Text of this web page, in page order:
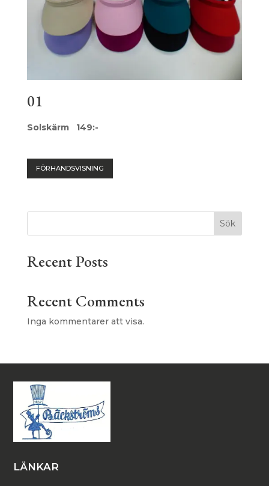
01
Solskärm 149:-
FÖRHANDSVISNING
Sök
Recent Posts
Recent Comments
Inga kommentarer att visa.
LÄNKAR